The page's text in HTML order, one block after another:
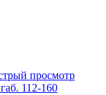
просмотр
112-160